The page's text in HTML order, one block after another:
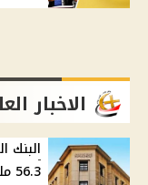
الاخبار
البنك
56.3 مليار دولار بزيادة 1.23 مليار في يوليو